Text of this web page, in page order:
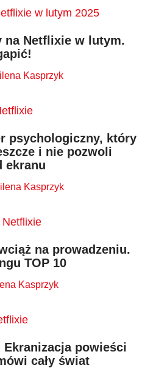
na Netflixie w lutym.
Kasprzyk
psychologiczny, który
i nie pozwoli
ekranu
Kasprzyk
na prowadzeniu.
TOP 10
Kasprzyk
powieści
cały świat